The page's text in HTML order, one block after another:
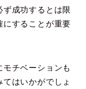
成功するとは限
にすることが重要
チベーションも
はいかがでしょ